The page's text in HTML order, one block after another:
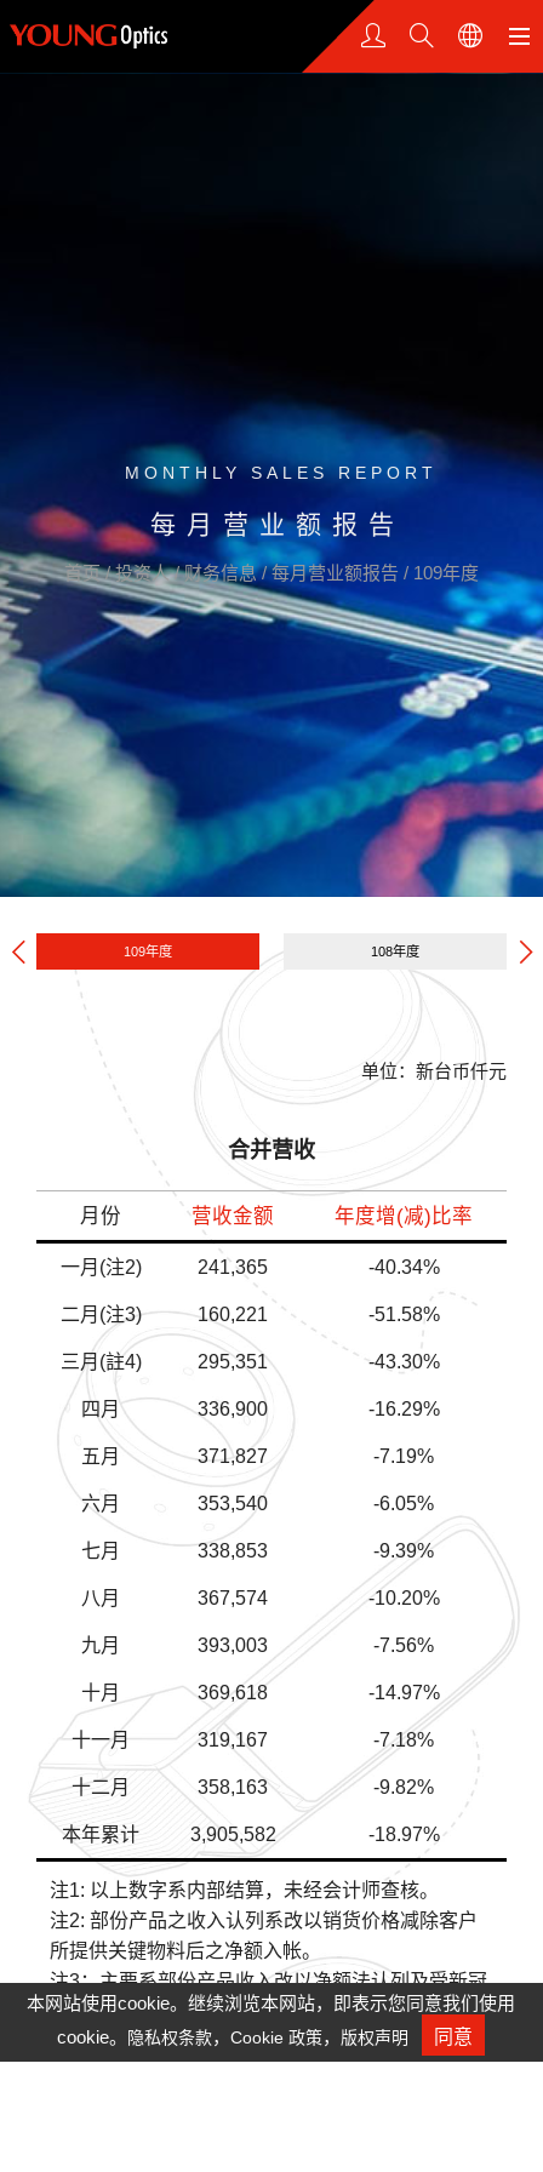
MONTHLY SALES REPORT
每月营业额报告
首页/ 投资人/ 财务信息/ 每月营业额报告 / 109年度
109年度 108年度
单位：新台币仟元
合并营收
月份 营收金额 年度增(减)比率
一月(注2) 241,365 -40.34%
二月(注3) 160,221 -51.58%
三月(註4) 295,351 -43.30%
四月 336,900 -16.29%
五月 371,827 -7.19%
六月 353,540 -6.05%
七月 338,853 -9.39%
八月 367,574 -10.20%
九月 393,003 -7.56%
十月 369,618 -14.97%
十一月 319,167 -7.18%
十二月 358,163 -9.82%
本年累计 3,905,582 -18.97%
注1: 以上数字系内部结算，未经会计师查核。
注2: 部份产品之收入认列系改以销货价格减除客户
所提供关键物料后之净额入帐。
注3：主要系部份产品收入改以净额法认列及受新冠
病毒疫情影响，大陆子公司工作天数与可上工人数
减少，造成产能及出货减少。
人才招募
本网站使用cookie。继续浏览本网站，即表示您同意我们使用
cookie。
隐私权条款，Cookie 政策， 版权声明 同意